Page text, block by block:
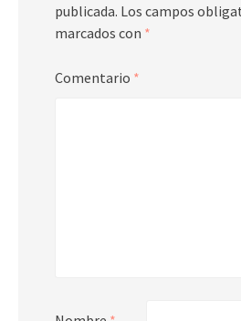
publicada. Los campos
marcados con *
Comentario *